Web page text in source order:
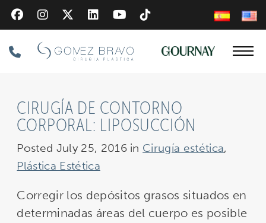
Skip
to
main
content
Phone
CIRUGÍA DE CONTORNO
CORPORAL: LIPOSUCCIÓN
Posted July 25, 2016 in Cirugía estética,
Plástica Estética
Corregir los depósitos grasos situados en
determinadas áreas del cuerpo es posible